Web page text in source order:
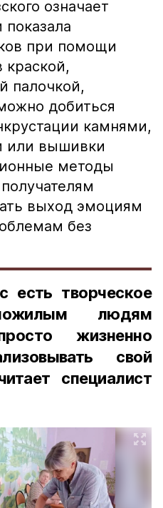
означает
показала
при помощи
краской,
палочкой,
добиться
камнями,
или вышивки
методы
выход эмоциям
без
творческое
людям
жизненно
свой
специалист